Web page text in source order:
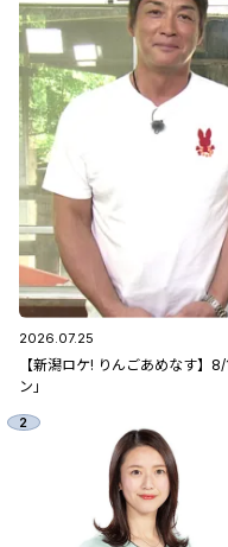
2026.07.25
【新潟ロケ! りんごあめなす
ン」